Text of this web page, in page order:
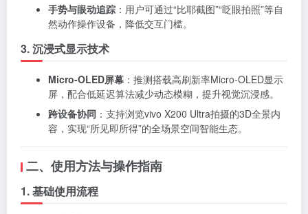
手势与眼动追踪 ：用户可通过“比耶截图”“眨眼拍照”等自
然动作操作设备，降低交互门槛。
3. 沉浸式显示技术
Micro-OLED屏幕 ：推测搭载高刷新率Micro-OLED显示
屏，配合低延迟算法减少动态模糊，提升视觉沉浸感。
跨设备协同 ：支持浏览vivo X200 Ultra拍摄的3D全景内
容，实现“所见即所得”的全场景空间智能生态。
二、使用方法与操作指南
1. 基础使用流程